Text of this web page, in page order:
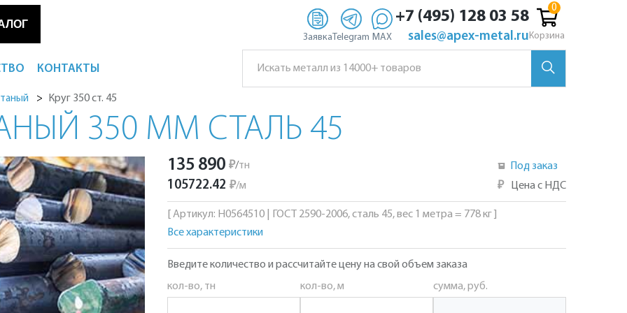
Заявка Telegram MAX
+7 (495) 128 03 58
sales@apex-metal.ru Корзина
КОНТАКТЫ
Круг 350 ст. 45
350 ММ СТАЛЬ 45
135 890 ₽/тн
105722.42 ₽/м
Под заказ
₽
Цена с НДС
[ Артикул: Н0564510 | ГОСТ 2590-2006, сталь 45, вес 1 метра = 778 кг ]
Все характеристики
Введите количество и рассчитайте цену на свой объем заказа
кол-во, тн
кол-во, м сумма, руб.